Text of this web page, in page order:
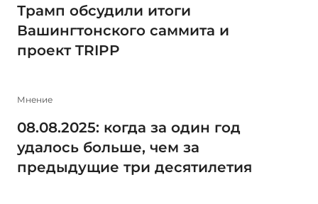
Трамп обсудили итоги
Вашингтонского саммита и
проект TRIPP
Мнение
08.08.2025: когда за один год
удалось больше, чем за
предыдущие три десятилетия